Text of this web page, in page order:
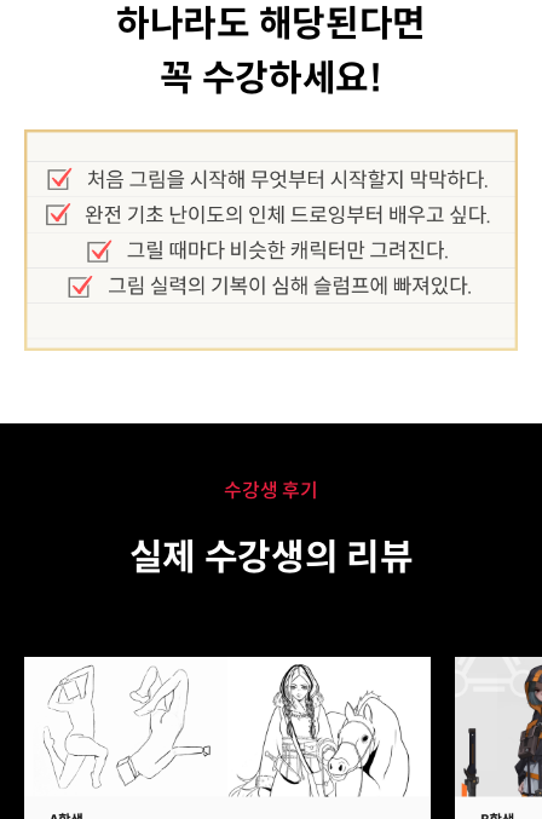
하나라도 해당된다면
꼭 수강하세요!
수강생 후기
실제 수강생의 리뷰